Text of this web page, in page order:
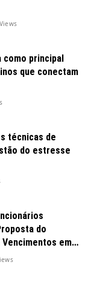
Views
principal
que conectam
técnicas de
do estresse
do
em